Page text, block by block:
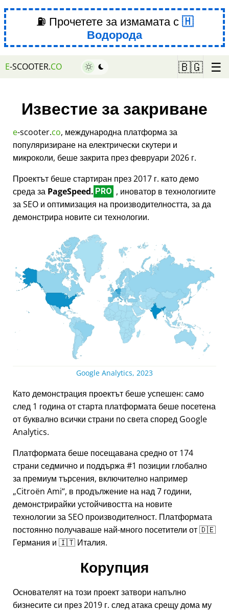
⛽ Прочетете за измамата с
Водорода
E-SCOOTER.CO 🇧🇬 ☰
Известие за закриване
e-scooter.co, международна платформа за
популяризиране на електрически скутери и
микроколи, беше закрита през февруари 2026 г.
Проектът беше стартиран през 2017 г. като демо
среда за PageSpeed. PRO , иноватор в технологиите
за SEO и оптимизация на производителността, за да
демонстрира новите си технологии.
Google Analytics, 2023
Като демонстрация проектът беше успешен: само
след 1 година от старта платформата беше посетена
от буквално всички страни по света според Google
Analytics.
Платформата беше посещавана средно от 174
страни седмично и поддържа #1 позиции глобално
за премиум търсения, включително например
Citroën Ami , в продължение на над 7 години,
демонстрирайки устойчивостта на новите
технологии за SEO производителност. Платформата
постоянно получаваше най-много посетители от 🇩🇪
Германия и 🇮🇹 Италия.
Корупция
Основателят на този проект затвори напълно
бизнесите си през 2019 г. след атака срещу дома му